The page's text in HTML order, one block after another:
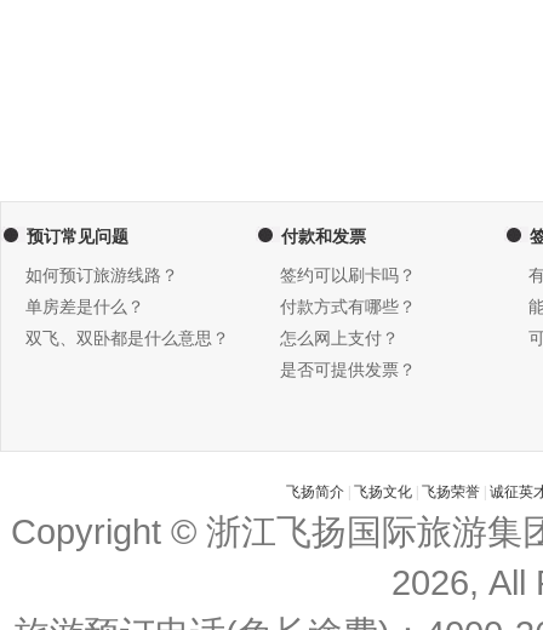
预订常见问题
如何预订旅游线路？
单房差是什么？
双飞、双卧都是什么意思？
付款和发票
签约可以刷卡吗？
付款方式有哪些？
怎么网上支付？
是否可提供发票？
飞扬简介 飞扬文化 飞扬荣誉 诚征英
Copyright © 浙江飞扬国际旅游集
2026, All